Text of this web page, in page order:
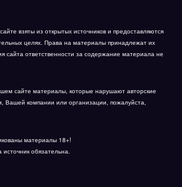
взяты из открытых источников и предоставляются
целях. Права на материалы принадлежат их
сайта ответственности за содержание материала не
сайте материалы, которые нарушают авторские
Вашей компании или организации, пожалуйста,
материалы 18+!
обязательна.